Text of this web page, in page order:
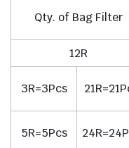
Qty. of Bag Filter
12R
3R=3Pcs
5R=5Pcs